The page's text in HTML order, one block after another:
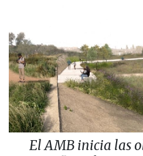
El AMB inicia las